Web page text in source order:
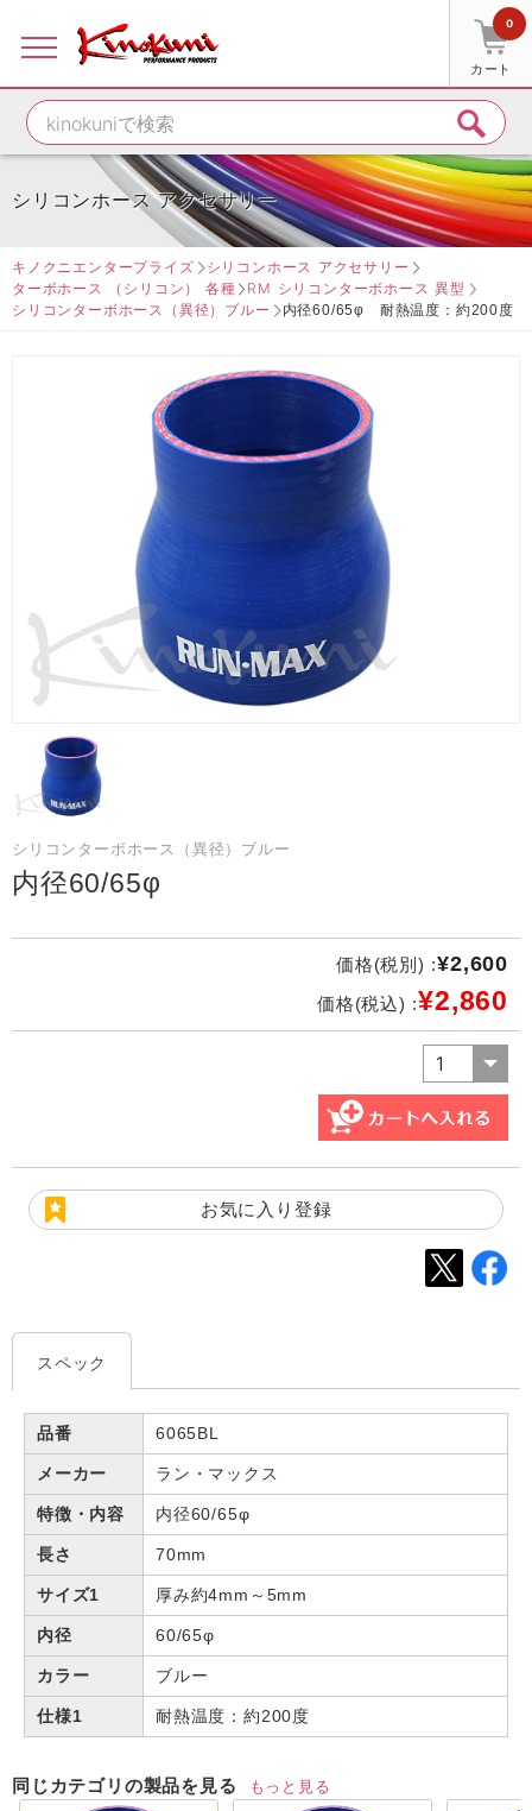
カート
0
シリコンホース アクセサリー
キノクニエンタープライズ
シリコンホース アクセサリー
ターボホース （シリコン） 各種
RM シリコンターボホース 異型
シリコンターボホース（異径）ブルー
内径60/65φ 耐熱温度：約200度
シリコンターボホース（異径）ブルー
内径60/65φ
価格(税別) :¥2,600
価格(税込) :¥2,860
お気に入り登録
スペック
品番 6065BL
メーカー ラン・マックス
特徴・内容 内径60/65φ
長さ 70mm
サイズ1 厚み約4mm～5mm
内径 60/65φ
カラー ブルー
仕様1 耐熱温度：約200度
同じカテゴリの製品を見る もっと見る